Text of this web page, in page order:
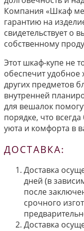
Компания «Шкаф
гарантию на
свидетельствует о
собственному
Этот шкаф-купе не
обеспечит удобное
других предметов
внутренней
для вешалок
порядке, что
уюта и комфорта в
ДОСТАВКА:
Доставка
дней (в
после
срочного
Доставка